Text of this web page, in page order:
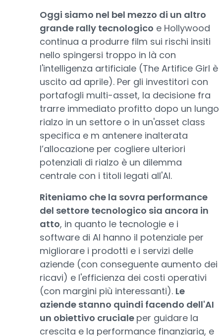
Oggi siamo nel bel mezzo di un altro
grande rally tecnologico e Hollywood
continua a produrre film sui rischi insiti
nello spingersi troppo in là con
l'intelligenza artificiale (The Artifice Girl è
uscito ad aprile). Per gli investitori con
portafogli multi-asset, la decisione fra
trarre immediato profitto dopo un lungo
rialzo in un settore o in un'asset class
specifica e m antenere inalterata
l’allocazione per cogliere ulteriori
potenziali di rialzo è un dilemma
centrale con i titoli legati all'AI.
Riteniamo che la sovra performance
del settore tecnologico sia ancora in
atto, in quanto le tecnologie e i
software di AI hanno il potenziale per
migliorare i prodotti e i servizi delle
aziende (con conseguente aumento dei
ricavi) e l'efficienza dei costi operativi
(con margini più interessanti). Le
aziende stanno quindi facendo dell'AI
un obiettivo cruciale per guidare la
crescita e la performance finanziaria, e